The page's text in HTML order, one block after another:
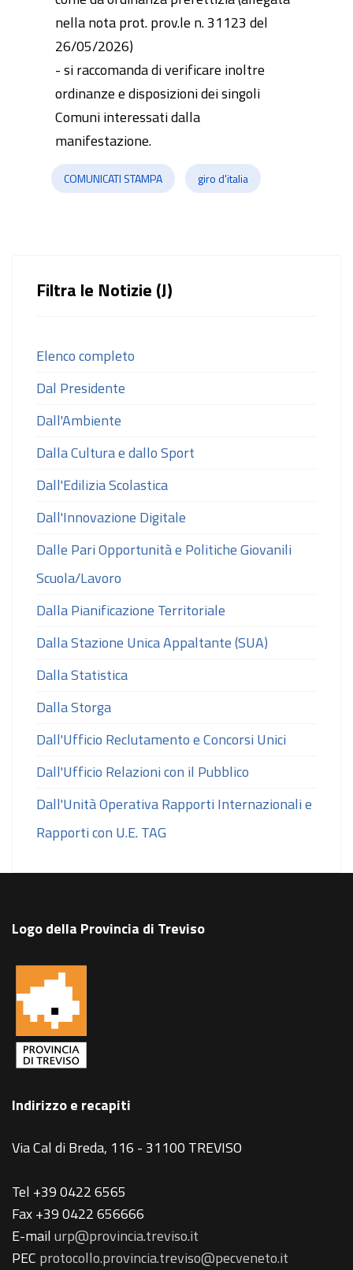
nella nota prot. prov.le n. 31123 del
26/05/2026)
- si raccomanda di verificare inoltre
ordinanze e disposizioni dei singoli
Comuni interessati dalla
manifestazione.
COMUNICATI STAMPA giro d'italia
Filtra le Notizie (J)
Elenco completo
Dal Presidente
Dall'Ambiente
Dalla Cultura e dallo Sport
Dall'Edilizia Scolastica
Dall'Innovazione Digitale
Dalle Pari Opportunità e Politiche Giovanili
Scuola/Lavoro
Dalla Pianificazione Territoriale
Dalla Stazione Unica Appaltante (SUA)
Dalla Statistica
Dalla Storga
Dall'Ufficio Reclutamento e Concorsi Unici
Dall'Ufficio Relazioni con il Pubblico
Dall'Unità Operativa Rapporti Internazionali e
Rapporti con U.E. TAG
Logo della Provincia di Treviso
Indirizzo e recapiti
Via Cal di Breda, 116 - 31100 TREVISO
Tel +39 0422 6565
Fax +39 0422 656666
E-mailurp@provincia.treviso.it
PEC protocollo.provincia.treviso@pecveneto.it